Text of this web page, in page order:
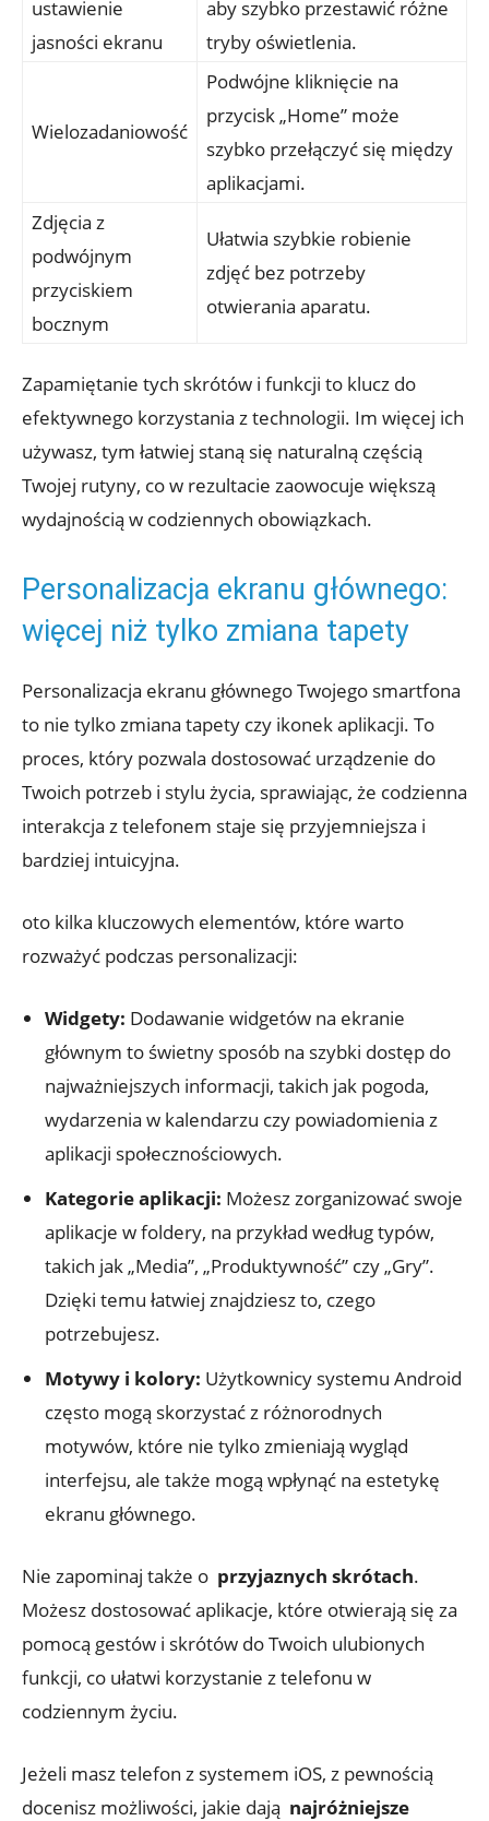
ustawienie
jasności ekranu
aby szybko przestawić różne
tryby oświetlenia.
Wielozadaniowość
Podwójne kliknięcie na
przycisk „Home” może
szybko przełączyć się między
aplikacjami.
Zdjęcia z
‍podwójnym ​
przyciskiem
bocznym
Ułatwia​ szybkie​ robienie
zdjęć bez potrzeby
otwierania ‍aparatu.
Zapamiętanie tych ⁢skrótów‍ i funkcji to⁢ klucz do
efektywnego korzystania z⁤ technologii. Im więcej ich⁢
używasz, tym‍ łatwiej staną się naturalną częścią‍
Twojej rutyny, ‍co w ​rezultacie zaowocuje większą
wydajnością‌ w ⁢codziennych obowiązkach.
Personalizacja ekranu głównego:
więcej niż tylko zmiana tapety
Personalizacja ekranu głównego Twojego smartfona
to nie‍ tylko zmiana tapety czy ikonek aplikacji.‍ To
proces, który pozwala dostosować ‌urządzenie do
Twoich potrzeb i stylu​ życia,⁤ sprawiając,⁣ że codzienna
⁣interakcja z telefonem staje⁢ się‍ przyjemniejsza i
bardziej ⁣intuicyjna.
oto kilka kluczowych elementów, ‌które warto
rozważyć podczas personalizacji:
Widgety: Dodawanie ‌widgetów ​na ekranie
głównym to świetny sposób​ na ⁤szybki dostęp do
najważniejszych informacji, takich jak pogoda,
wydarzenia‍ w kalendarzu​ czy powiadomienia z‌
aplikacji społecznościowych.
Kategorie⁤ aplikacji: Możesz zorganizować swoje
aplikacje w ​foldery, na przykład według typów,
takich jak „Media”, „Produktywność”‌ czy „Gry”.
Dzięki temu łatwiej znajdziesz to, czego
potrzebujesz.
Motywy i kolory: Użytkownicy‍ systemu⁣ Android
często mogą skorzystać z różnorodnych
‌motywów, które nie tylko zmieniają ‌wygląd
interfejsu, ale także mogą wpłynąć na estetykę‌
ekranu głównego.
Nie zapominaj także o ⁣ przyjaznych skrótach.
Możesz ‌dostosować aplikacje, które otwierają się za
pomocą gestów​ i skrótów⁣ do Twoich ulubionych
funkcji,⁢ co ułatwi korzystanie z ⁣telefonu w
codziennym życiu.
Jeżeli ‌masz telefon z systemem iOS, ‌z ⁤pewnością
docenisz możliwości, jakie dają ‍ najróżniejsze